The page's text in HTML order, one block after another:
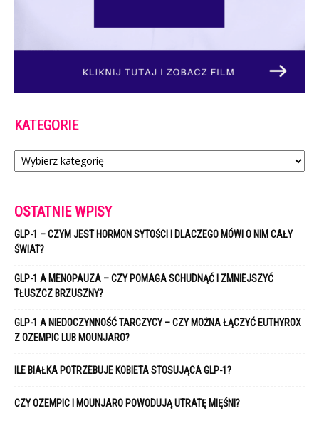
KATEGORIE
Kategorie
OSTATNIE WPISY
GLP-1 – CZYM JEST HORMON SYTOŚCI I DLACZEGO MÓWI O NIM CAŁY
ŚWIAT?
GLP-1 A MENOPAUZA – CZY POMAGA SCHUDNĄĆ I ZMNIEJSZYĆ
TŁUSZCZ BRZUSZNY?
GLP-1 A NIEDOCZYNNOŚĆ TARCZYCY – CZY MOŻNA ŁĄCZYĆ EUTHYROX
Z OZEMPIC LUB MOUNJARO?
ILE BIAŁKA POTRZEBUJE KOBIETA STOSUJĄCA GLP-1?
CZY OZEMPIC I MOUNJARO POWODUJĄ UTRATĘ MIĘŚNI?